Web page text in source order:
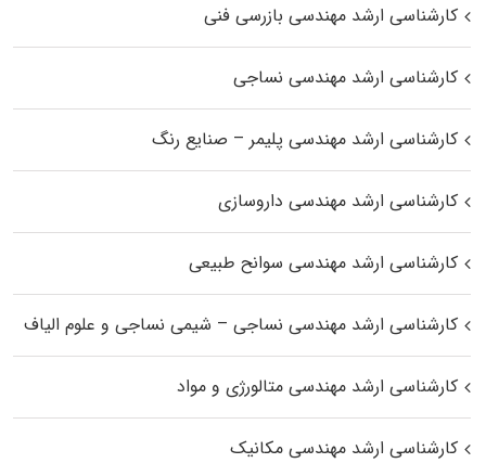
کارشناسی ارشد مهندسی بازرسی فنی
کارشناسی ارشد مهندسی نساجی
کارشناسی ارشد مهندسی پلیمر – صنایع رنگ
کارشناسی ارشد مهندسی داروسازی
کارشناسی ارشد مهندسی سوانح طبیعی
کارشناسی ارشد مهندسی نساجی – شیمی نساجی و علوم الیاف
کارشناسی ارشد مهندسی متالورژی و مواد
کارشناسی ارشد مهندسی مکانیک